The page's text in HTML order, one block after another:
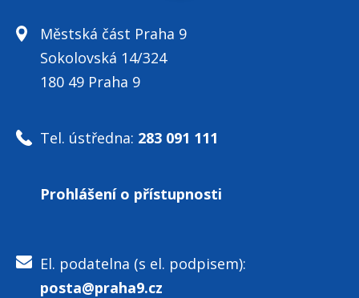
Městská část Praha 9
Sokolovská 14/324
180 49 Praha 9
Tel. ústředna: 283 091 111
Prohlášení o přístupnosti
El. podatelna (s el. podpisem):
posta@praha9.cz